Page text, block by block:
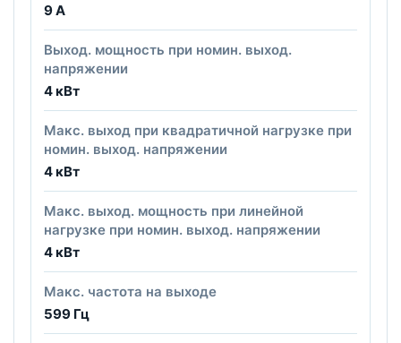
9 А
Выход. мощность при номин. выход.
напряжении
4 кВт
Макс. выход при квадратичной нагрузке при
номин. выход. напряжении
4 кВт
Макс. выход. мощность при линейной
нагрузке при номин. выход. напряжении
4 кВт
Макс. частота на выходе
599 Гц